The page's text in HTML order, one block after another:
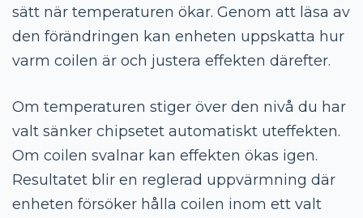
sätt när temperaturen ökar. Genom att läsa av
den förändringen kan enheten uppskatta hur
varm coilen är och justera effekten därefter.
Om temperaturen stiger över den nivå du har
valt sänker chipsetet automatiskt uteffekten.
Om coilen svalnar kan effekten ökas igen.
Resultatet blir en reglerad uppvärmning där
enheten försöker hålla coilen inom ett valt